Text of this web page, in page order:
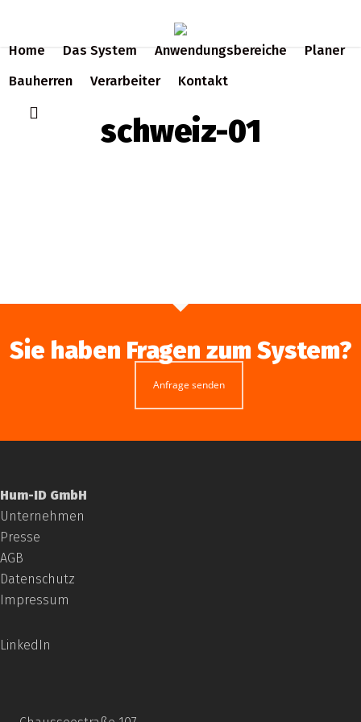
main
content
Home Das System Anwendungsbereiche
Planer
Bauherren
Verarbeiter Kontakt
schweiz-01
Sie haben Fragen zum System?
Anfrage senden
Hum-ID GmbH
Unternehmen
Presse
AGB
Datenschutz
Impressum
LinkedIn